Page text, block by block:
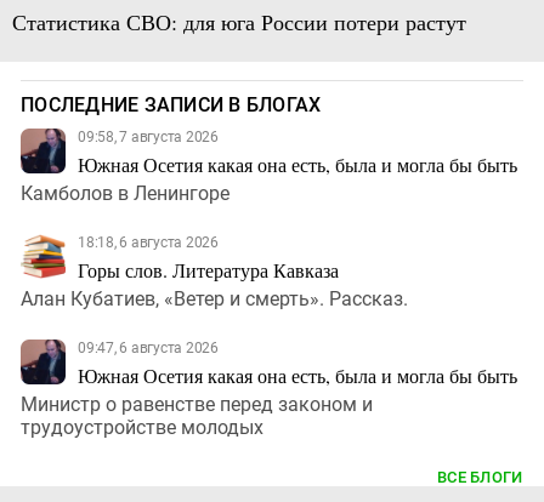
Статистика СВО: для юга России потери растут
ПОСЛЕДНИЕ ЗАПИСИ В БЛОГАХ
09:58, 7 августа 2026
Южная Осетия какая она есть, была и могла бы быть
Камболов в Ленингоре
18:18, 6 августа 2026
Горы слов. Литература Кавказа
Алан Кубатиев, «Ветер и смерть». Рассказ.
09:47, 6 августа 2026
Южная Осетия какая она есть, была и могла бы быть
Министр о равенстве перед законом и
трудоустройстве молодых
ВСЕ БЛОГИ